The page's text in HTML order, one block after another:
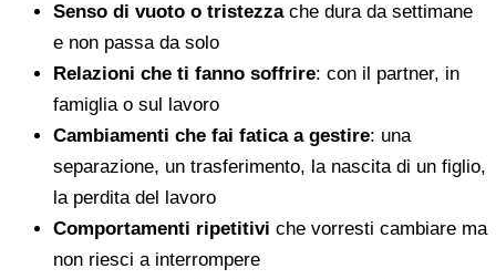
Senso di vuoto o tristezzache dura da settimane
e non passa da solo
Relazioni che ti fanno soffrire: con il partner, in
famiglia o sul lavoro
Cambiamenti che fai fatica a gestire: una
separazione, un trasferimento, la nascita di un figlio,
la perdita del lavoro
Comportamenti ripetitivi che vorresti cambiare ma
non riesci a interrompere